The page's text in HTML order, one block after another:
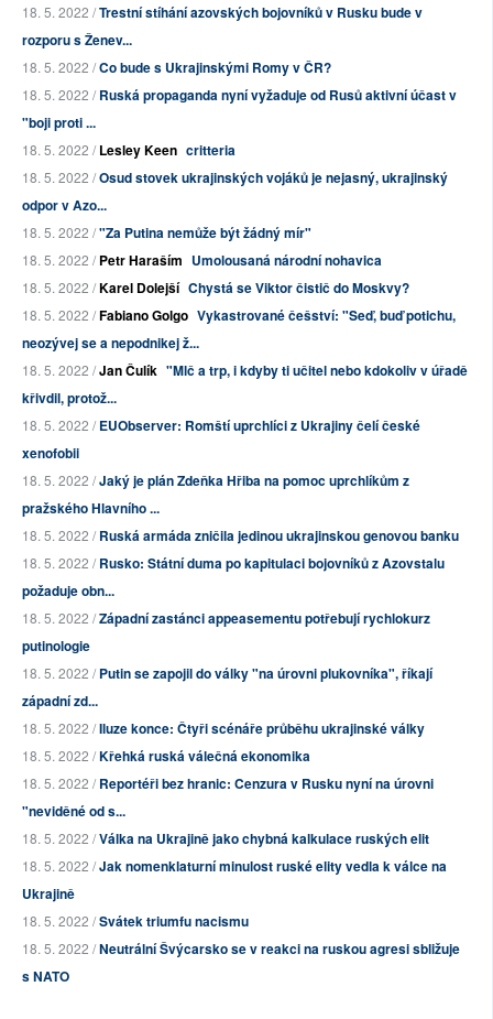
18. 5. 2022 /Trestní stíhání azovských bojovníků v Rusku bude v
rozporu s Ženev...
18. 5. 2022 /Co bude s Ukrajinskými Romy v ČR?
18. 5. 2022 /Ruská propaganda nyní vyžaduje od Rusů aktivní účast v
"boji proti ...
18. 5. 2022 /Lesley Keen critteria
18. 5. 2022 /Osud stovek ukrajinských vojáků je nejasný, ukrajinský
odpor v Azo...
18. 5. 2022 /"Za Putina nemůže být žádný mír"
18. 5. 2022 /Petr Haraším Umolousaná národní nohavica
18. 5. 2022 /Karel Dolejší Chystá se Viktor čistič do Moskvy?
18. 5. 2022 /Fabiano Golgo Vykastrované češství: "Seď, buď potichu,
neozývej se a nepodnikej ž...
18. 5. 2022 /Jan Čulík "Mlč a trp, i kdyby ti učitel nebo kdokoliv v úřadě
křivdil, protož...
18. 5. 2022 /EUObserver: Romští uprchlíci z Ukrajiny čelí české
xenofobii
18. 5. 2022 /Jaký je plán Zdeňka Hřiba na pomoc uprchlíkům z
pražského Hlavního ...
18. 5. 2022 /Ruská armáda zničila jedinou ukrajinskou genovou banku
18. 5. 2022 /Rusko: Státní duma po kapitulaci bojovníků z Azovstalu
požaduje obn...
18. 5. 2022 /Západní zastánci appeasementu potřebují rychlokurz
putinologie
18. 5. 2022 /Putin se zapojil do války "na úrovni plukovníka", říkají
západní zd...
18. 5. 2022 /Iluze konce: Čtyři scénáře průběhu ukrajinské války
18. 5. 2022 /Křehká ruská válečná ekonomika
18. 5. 2022 /Reportéři bez hranic: Cenzura v Rusku nyní na úrovni
"neviděné od s...
18. 5. 2022 /Válka na Ukrajině jako chybná kalkulace ruských elit
18. 5. 2022 /Jak nomenklaturní minulost ruské elity vedla k válce na
Ukrajině
18. 5. 2022 /Svátek triumfu nacismu
18. 5. 2022 /Neutrální Švýcarsko se v reakci na ruskou agresi sbližuje
s NATO